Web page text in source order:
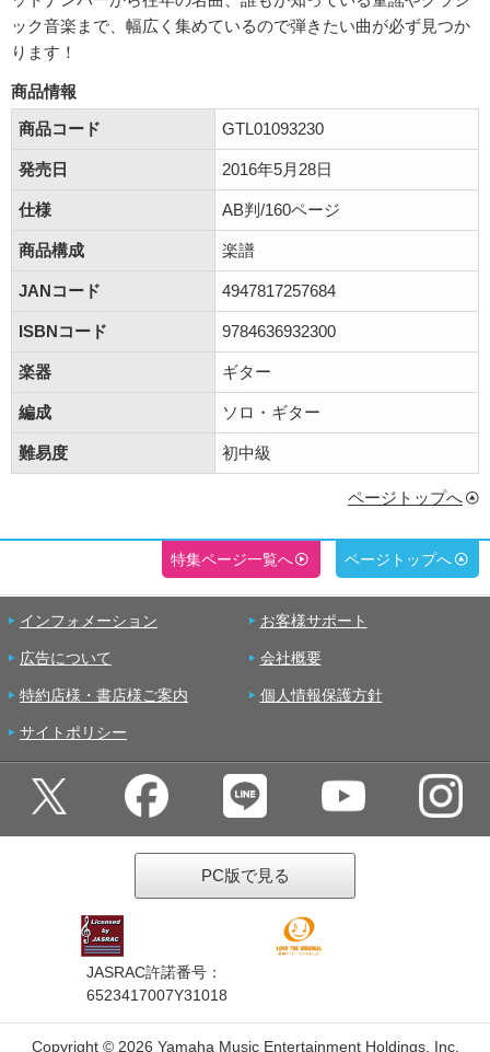
ック音楽まで、幅広く集めているので弾きたい曲が必ず見つか
ります！
商品情報
商品コード
GTL01093230
発売日 2016年5月28日
仕様 AB判/160ページ
商品構成 楽譜
JANコード 4947817257684
ISBNコード 9784636932300
楽器 ギター
編成 ソロ・ギター
難易度 初中級
ページトップへ
特集ページ一覧へ ページトップへ
インフォメーション お客様サポート
広告について 会社概要
特約店様・書店様ご案内 個人情報保護方針
サイトポリシー
PC版で見る
JASRAC許諾番号：
6523417007Y31018
Copyright © 2026 Yamaha Music Entertainment Holdings, Inc.